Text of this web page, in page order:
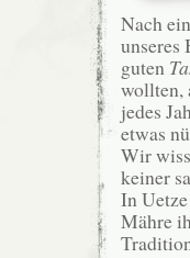
Nach
unseres
guten
wollten,
jedes
etwas
Wir
keiner
In
Mähre